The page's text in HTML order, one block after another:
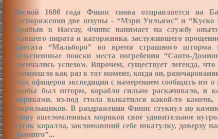
Весной 1686 года Фиппс снова отправляется на
распоряжении две шхуны - “Мэри Уильямс” и “Куско
Прибыв в Нассау, Фиппс нанимает на службу
бывшего пирата и каторжника, заслужившего
фрегата “Мальборо” во время страшного
Безуспешные поиски места погребения “Санто-
увенчались успехом. Впрочем, существует легенда,
произошло как раз в тот момент, когда он,
всех офицеров экспедиции с намерением сообщить им
якобы был шторм, корабли сильно раскачивало, и
моряками, из-под стола выкатился какой-то
ныряльщиков. В раздражении Фиппс стукнул по
взору ошеломленных моряков свое удивительное
кусок коралла, заключавший себе шкатулку, доверху
Доминго”...